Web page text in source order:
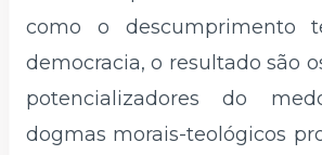
como o descumprimento
democracia, o resultado são
potencializadores do
dogmas morais-teológicos